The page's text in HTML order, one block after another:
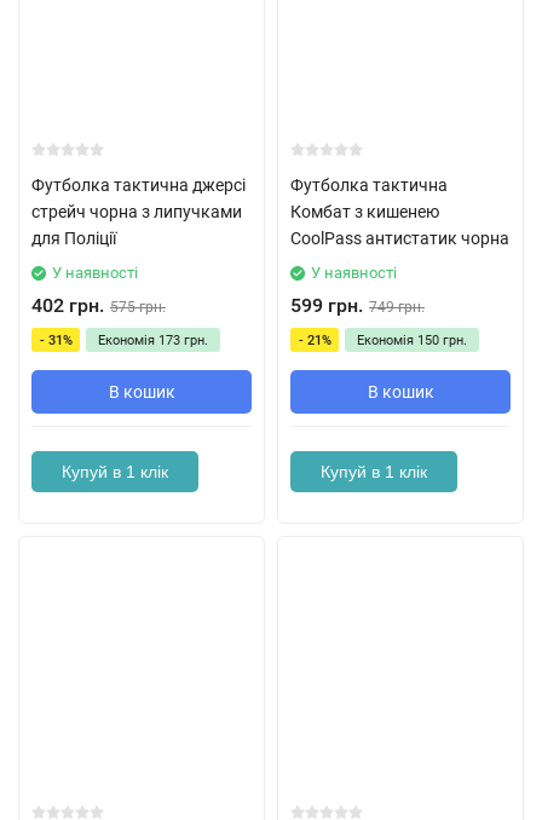
Футболка тактична джерсі
стрейч чорна з липучками
для Поліції
У наявності
402 грн. 575 грн.
- 31% Економія 173 грн.
В кошик
Купуй в 1 клік
Футболка тактична
Комбат з кишенею
CoolPass антистатик чорна
У наявності
599 грн. 749 грн.
- 21% Економія 150 грн.
В кошик
Купуй в 1 клік